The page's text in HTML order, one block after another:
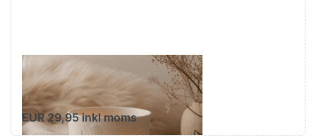
Kinto Mugtail
Björn-tekopp
EUR 29,95 inkl moms